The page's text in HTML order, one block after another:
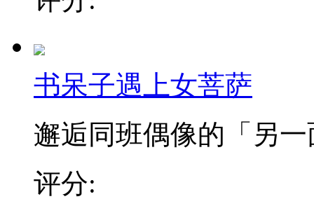
书呆子遇上女菩萨
邂逅同班偶像的「另一
评分: